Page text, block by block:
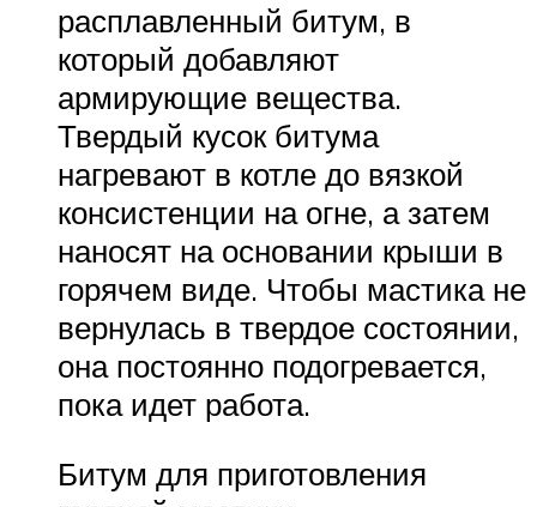
расплавленный битум, в
который добавляют
армирующие вещества.
Твердый кусок битума
нагревают в котле до вязкой
консистенции на огне, а затем
наносят на основании крыши в
горячем виде. Чтобы мастика не
вернулась в твердое состоянии,
она постоянно подогревается,
пока идет работа.
Битум для приготовления